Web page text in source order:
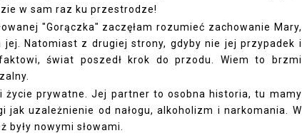
w sam raz ku przestrodze!
"Gorączka" zaczęłam rozumieć zachowanie Mary,
jej. Natomiast z drugiej strony, gdyby nie jej przypadek i
świat poszedł krok do przodu. Wiem to brzmi
życie prywatne. Jej partner to osobna historia, tu mamy
jak uzależnienie od nałogu, alkoholizm i narkomania. W
nowymi słowami.